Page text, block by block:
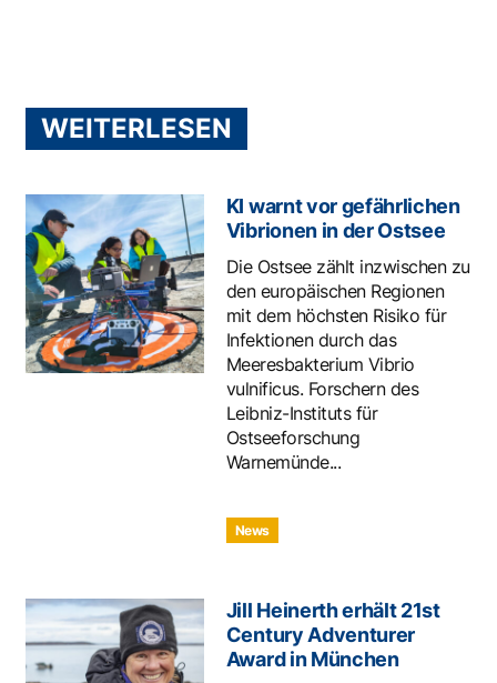
WEITERLESEN
KI warnt vor gefährlichen
Vibrionen in der Ostsee
Die Ostsee zählt inzwischen zu
den europäischen Regionen
mit dem höchsten Risiko für
Infektionen durch das
Meeresbakterium Vibrio
vulnificus. Forschern des
Leibniz-Instituts für
Ostseeforschung
Warnemünde...
News
Jill Heinerth erhält 21st
Century Adventurer
Award in München